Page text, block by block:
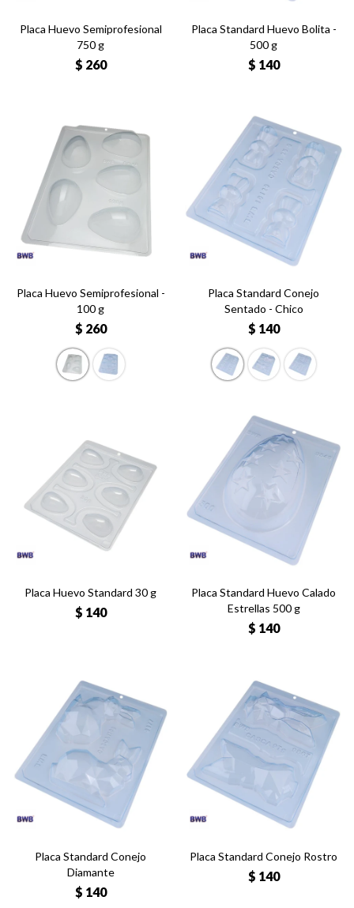
Placa Huevo Semiprofesional
750 g
$ 260
Placa Standard Huevo Bolita -
500 g
$ 140
Placa Huevo Semiprofesional -
100 g
$ 260
Placa Standard Conejo
Sentado - Chico
$ 140
Placa Huevo Standard 30 g
$ 140
Placa Standard Huevo Calado
Estrellas 500 g
$ 140
Placa Standard Conejo
Diamante
$ 140
Placa Standard Conejo Rostro
$ 140